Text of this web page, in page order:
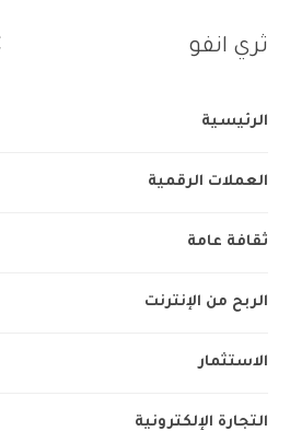
ثري انفو منصّة
ثري انفو
الرئيسية
العملات الرقمية
ثقافة عامة
الربح من الإنترنت
الاستثمار
التجارة الإلكترونية